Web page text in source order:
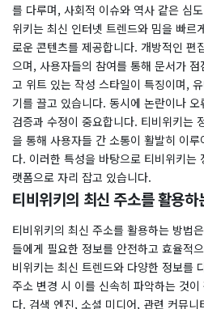
를 다루며, 사회적 이슈와 역사 같은 심
위키는 최신 인터넷 트렌드와 밈을 빠르
로운 콘텐츠를 제공합니다. 개방적인 편
으며, 사용자들의 참여를 통해 문서가
고 위트 있는 작성 스타일이 특징이며,
기를 끌고 있습니다. 동시에 논란이나
검증과 수정이 중요합니다. 티비위키는
을 통해 사용자들 간 소통이 활발히 이
다. 이러한 특성을 바탕으로 티비위키는
랫폼으로 자리 잡고 있습니다.
티비위키의 최신 주소를 활용하
티비위키의 최신 주소를 활용하는 방법
들에게 필요한 정보를 안전하고 효율적
비위키는 최신 트렌드와 다양한 정보를
주소 변경 시 이를 신속히 파악하는 것
다. 검색 엔진, 소셜 미디어, 관련 커뮤